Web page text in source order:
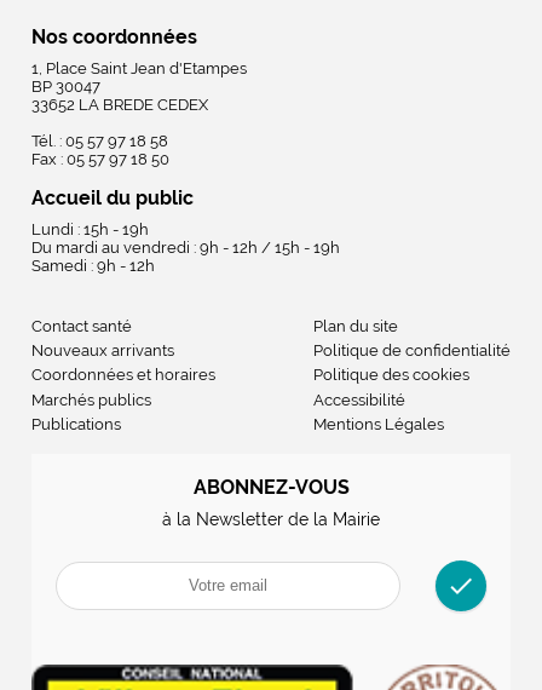
Nos coordonnées
1, Place Saint Jean d'Etampes
BP 30047
33652 LA BREDE CEDEX
Tél. : 05 57 97 18 58
Fax : 05 57 97 18 50
Accueil du public
Lundi : 15h - 19h
Du mardi au vendredi : 9h - 12h / 15h - 19h
Samedi : 9h - 12h
Contact santé
Nouveaux arrivants
Coordonnées et horaires
Marchés publics
Publications
Plan du site
Politique de confidentialité
Politique des cookies
Accessibilité
Mentions Légales
ABONNEZ-VOUS
à la Newsletter de la Mairie
check